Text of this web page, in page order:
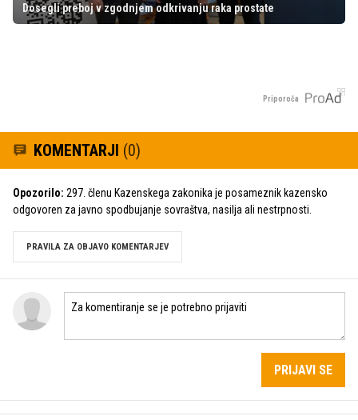
Dosegli preboj v zgodnjem odkrivanju raka prostate
Priporoča
KOMENTARJI (0)
Opozorilo: 297. členu Kazenskega zakonika je posameznik kazensko
odgovoren za javno spodbujanje sovraštva, nasilja ali nestrpnosti.
PRAVILA ZA OBJAVO KOMENTARJEV
PRIJAVI SE